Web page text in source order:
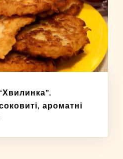
ароматні